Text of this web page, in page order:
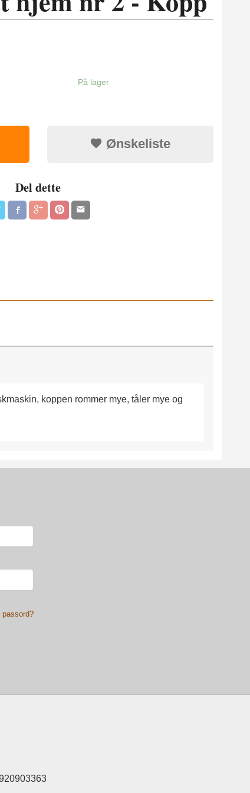
På lager
Ønskeliste
Del dette
koppen rommer mye, tåler mye og
passord?